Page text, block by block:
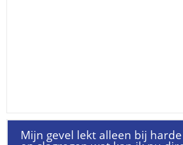
Mijn gevel lekt alleen bij